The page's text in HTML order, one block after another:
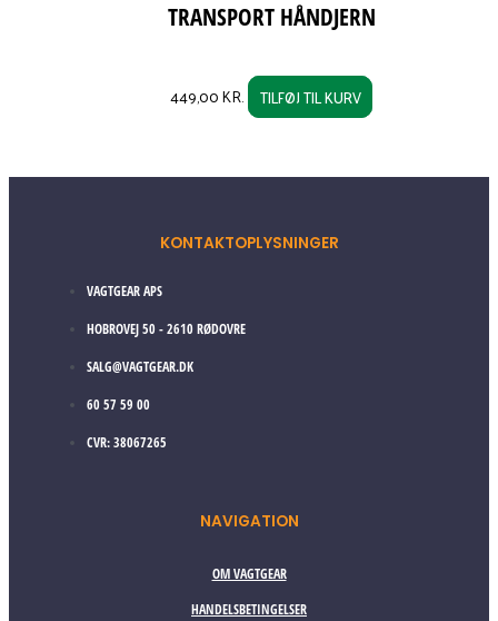
TRANSPORT HÅNDJERN
449,00KR. TILFØJ TIL KURV
KONTAKTOPLYSNINGER
VAGTGEAR APS
HOBROVEJ 50 - 2610 RØDOVRE
SALG@VAGTGEAR.DK
60 57 59 00
CVR: 38067265
NAVIGATION
OM VAGTGEAR
HANDELSBETINGELSER